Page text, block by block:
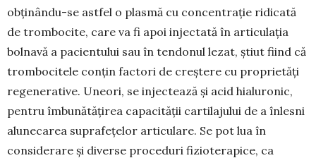
obținându-se astfel o plasmă cu concentrație ridicată
de trombocite, care va fi apoi injectată în articulația
bolnavă a pacientului sau în tendonul lezat, știut fiind că
trombocitele conțin factori de creștere cu proprietăți
regenerative. Uneori, se injectează și acid hialuronic,
pentru îmbună­tățirea capacității cartilajului de a înlesni
aluneca­rea suprafețelor articulare. Se pot lua în
conside­rare și diverse proceduri fizioterapice, ca